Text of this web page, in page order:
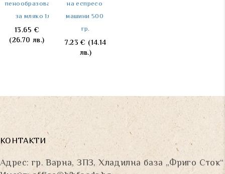
пенообразовател
за мляко 1л.
13.65 €
(26.70 лв.)
на еспресо
машини 500
гр.
7.23€ (14.14
лв.)
КОНТАКТИ
Адрес: гр. Варна, ЗПЗ, Хладилна база „Фриго Сток“